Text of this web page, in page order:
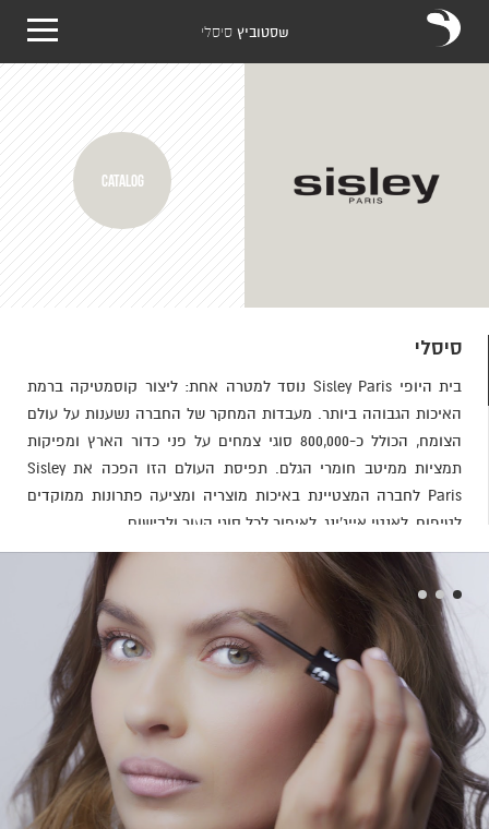
שסטוביץסיסלי
CATALOG
סיסלי
בית היופי Sisley Paris נוסד למטרה אחת: ליצור קוסמטיקה ברמת
האיכות הגבוהה ביותר. מעבדות המחקר של החברה נשענות על עולם
הצומח, הכולל כ-800,000 סוגי צמחים על פני כדור הארץ ומפיקות
תמציות ממיטב חומרי הגלם. תפיסת העולם הזו הפכה את Sisley
Paris לחברה המצטיינת באיכות מוצריה ומציעה פתרונות ממוקדים
לטיפוח, לאנטי אייג'ינג, לאיפור לכל סוגי העור ולבישום.